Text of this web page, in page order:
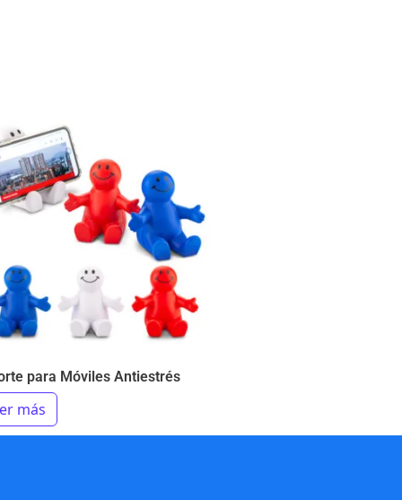
para Móviles Antiestrés
más